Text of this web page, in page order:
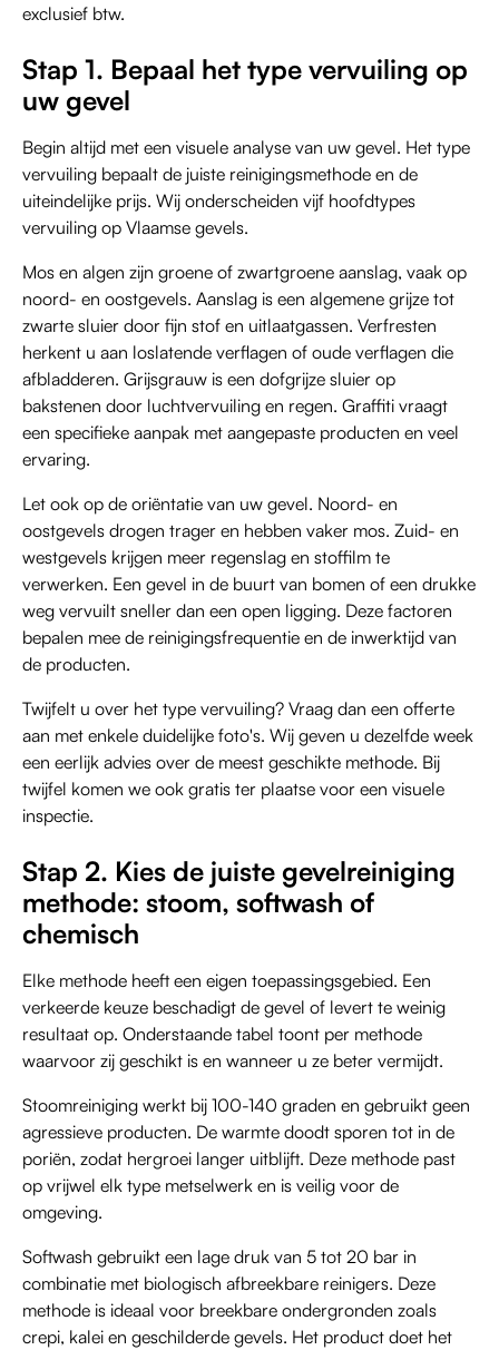
exclusief btw.
Stap 1. Bepaal het type vervuiling op
uw gevel
Begin altijd met een visuele analyse van uw gevel. Het type
vervuiling bepaalt de juiste reinigingsmethode en de
uiteindelijke prijs. Wij onderscheiden vijf hoofdtypes
vervuiling op Vlaamse gevels.
Mos en algen zijn groene of zwartgroene aanslag, vaak op
noord- en oostgevels. Aanslag is een algemene grijze tot
zwarte sluier door fijn stof en uitlaatgassen. Verfresten
herkent u aan loslatende verflagen of oude verflagen die
afbladderen. Grijsgrauw is een dofgrijze sluier op
bakstenen door luchtvervuiling en regen. Graffiti vraagt
een specifieke aanpak met aangepaste producten en veel
ervaring.
Let ook op de oriëntatie van uw gevel. Noord- en
oostgevels drogen trager en hebben vaker mos. Zuid- en
westgevels krijgen meer regenslag en stoffilm te
verwerken. Een gevel in de buurt van bomen of een drukke
weg vervuilt sneller dan een open ligging. Deze factoren
bepalen mee de reinigingsfrequentie en de inwerktijd van
de producten.
Twijfelt u over het type vervuiling? Vraag dan een offerte
aan met enkele duidelijke foto's. Wij geven u dezelfde week
een eerlijk advies over de meest geschikte methode. Bij
twijfel komen we ook gratis ter plaatse voor een visuele
inspectie.
Stap 2. Kies de juiste gevelreiniging
methode: stoom, softwash of
chemisch
Elke methode heeft een eigen toepassingsgebied. Een
verkeerde keuze beschadigt de gevel of levert te weinig
resultaat op. Onderstaande tabel toont per methode
waarvoor zij geschikt is en wanneer u ze beter vermijdt.
Stoomreiniging werkt bij 100-140 graden en gebruikt geen
agressieve producten. De warmte doodt sporen tot in de
poriën, zodat hergroei langer uitblijft. Deze methode past
op vrijwel elk type metselwerk en is veilig voor de
omgeving.
Softwash gebruikt een lage druk van 5 tot 20 bar in
combinatie met biologisch afbreekbare reinigers. Deze
methode is ideaal voor breekbare ondergronden zoals
crepi, kalei en geschilderde gevels. Het product doet het